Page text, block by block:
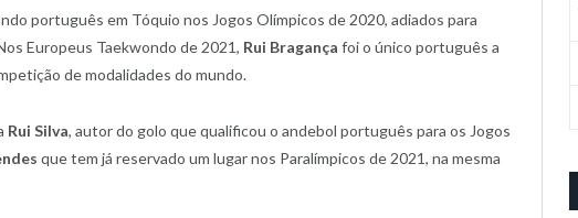
português em Tóquio nos Jogos Olímpicos de 2020, adiados para
Europeus Taekwondo de 2021, Rui Bragança foi o único português a
de modalidades do mundo.
Rui Silva, autor do golo que qualificou o andebol português para os Jogos
que tem já reservado um lugar nos Paralímpicos de 2021, na mesma